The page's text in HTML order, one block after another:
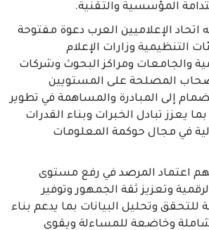
المؤسسية والتقنية.
اتحاد الإعلاميين العرب دعوة مفتوحة
التنظيمية وزارات الإعلام
والجامعات ومراكز البحوث وشركات
أصحاب المصلحة على المستويين
إلى المبادرة والمساهمة في تطوير
يعزز تبادل الخبرات وبناء القدرات
في مجال حوكمة المعلومات
اعتماد المرصد في رفع مستوى
وتعزيز ثقة الجمهور وتوفير
للتحقق وتحليل البيانات بما يدعم بناء
شاملة وخاضعة للمساءلة ويقوي